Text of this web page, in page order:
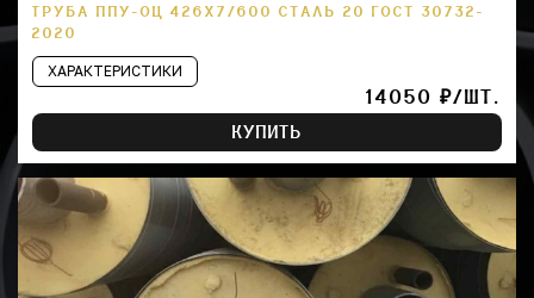
ТРУБА ППУ-ОЦ 426Х7/600 СТАЛЬ 20 ГОСТ 30732-
2020
ХАРАКТЕРИСТИКИ
14050 ₽/ШТ.
КУПИТЬ